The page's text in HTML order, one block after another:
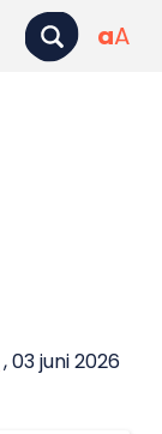
aA
, 03 juni 2026